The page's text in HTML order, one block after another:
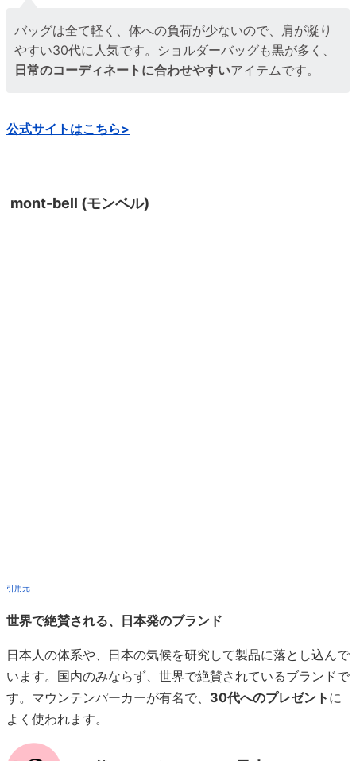
バッグは全て軽く、体への負荷が少ないので、肩が凝り
やすい30代に人気です。ショルダーバッグも黒が多く、
日常のコーディネートに合わせやすいアイテムです。
公式サイトはこちら>
mont-bell (モンベル)
他と比べると価格も安いので買いやすく、商品のメンテ
ナンス
もしてくれます。自分にぴったり合う商品をみつ
けたい30代に人気です。
公式サイトはこちら>